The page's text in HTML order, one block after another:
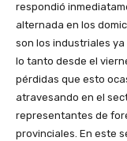
respondió
alternada en los
son los industriales
lo tanto desde el
pérdidas que esto
atravesando en el
representantes de
provinciales. En este